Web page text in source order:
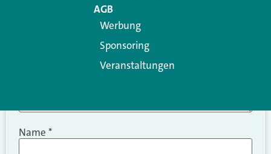
Name *
AGB
Werbung
Sponsoring
Veranstaltungen